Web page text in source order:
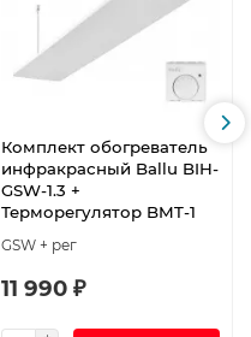
Комплект обогреватель
инфракрасный Ballu BIH-
GSW-1.3 +
Терморегулятор BMT-1
GSW + рег
11 990 ₽